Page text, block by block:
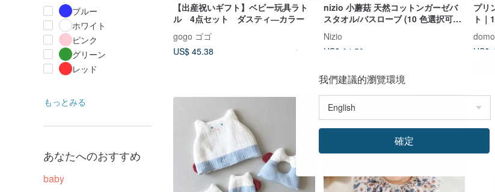
ブルー
ホワイト
ピンク
グリーン
レッド
もっとみる
あなたへのおすすめ
baby
【出産祝いギフト】ベビー玩具ラト
ル 4点セット ダスティ―カラー
gogo ゴゴ
US$ 45.38
nizio 小蘑菇 天然コットンガーゼバ
スタオル/バスローブ (10 色選択可能)
新生児 出産祝い 百日祝い
Nizio
US$ 64.59
プリ
ト｜
タマ
US$
我們建議的瀏覽環境
確定